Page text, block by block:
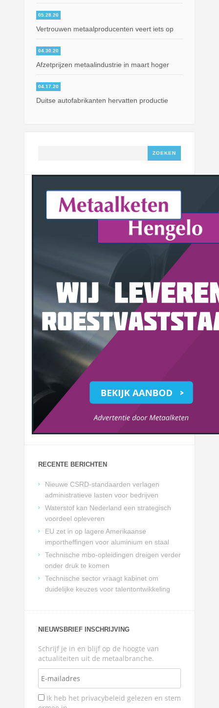
05.28.20
Vertrouwen metaalproducenten veert iets op
04.30.20
Afzetprijzen metaalindustrie in maart hoger
04.17.20
Duitse autofabrikanten hervatten productie
RECENTE BERICHTEN
Nieuwe CSRD-standaarden verlagen
administratieve lasten voor bedrijven
Waterstof kan Nederland een strategisch
voordeel opleveren
EU zet in op lagere Amerikaanse
importheffingen voor aluminium en staal
Technische mbo-opleidingen dreigen verder
onder druk te komen
Technische sector vraagt kabinet om
duidelijke keuzes voor talentontwikkeling
NIEUWSBRIEF INSCHRIJVING
Schrijf je in en blijf op de hoogte van
actualiteiten uit de metaalbranche.
Ik heb het privacybeleid gelezen en stem